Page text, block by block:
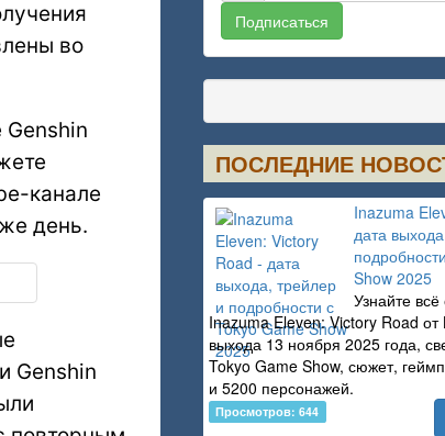
во
канале
день.
Genshin
Подписаться
ПОСЛЕДНИЕ
Inazuma
дата
Show 2025
Узнайте
Inazuma Eleven: Victory Road от
выхода 13 ноября 2025 года,
Tokyo Game Show, сюжет,
и 5200 персонажей.
Просмотров: 644